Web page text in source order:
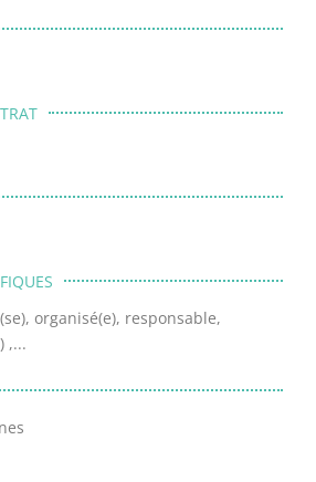
organisé(e), responsable,
,...